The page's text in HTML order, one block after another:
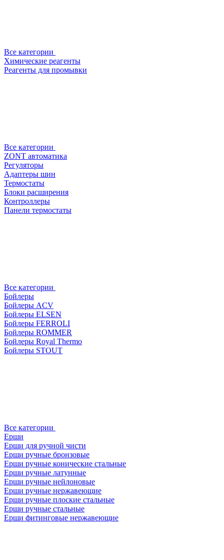
Все категории
Химические реагенты
Реагенты для промывки
Все категории
ZONT автоматика
Регуляторы
Адаптеры шин
Термостаты
Блоки расширения
Контроллеры
Панели термостаты
Все категории
Бойлеры
Бойлеры ACV
Бойлеры ELSEN
Бойлеры FERROLI
Бойлеры ROMMER
Бойлеры Royal Thermo
Бойлеры STOUT
Все категории
Ерши
Ерши для ручной чисти
Ерши ручные бронзовые
Ерши ручные конические стальные
Ерши ручные латунные
Ерши ручные нейлоновые
Ерши ручные нержавеющие
Ерши ручные плоские стальные
Ерши ручные стальные
Ерши фитинговые нержавеющие